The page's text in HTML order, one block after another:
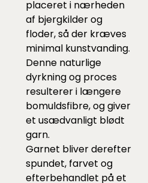
placeret i nærheden
af bjergkilder og
floder, så der kræves
minimal kunstvanding.
Denne naturlige
dyrkning og proces
resulterer i længere
bomuldsfibre, og giver
et usædvanligt blødt
garn.
Garnet bliver derefter
spundet, farvet og
efterbehandlet på et